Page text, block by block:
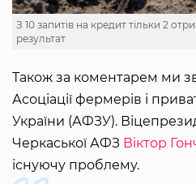
З 10 запитів на кредит тільки 2
результат
Також за коментарем ми
Асоціації фермерів і
України (АФЗУ).
Черкаської АФЗ Віктор
існуючу проблему.